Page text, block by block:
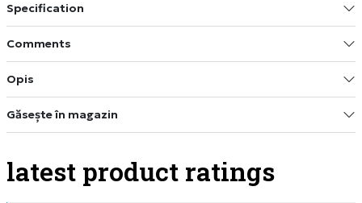
Specification
Comments
Opis
Găsește în magazin
latest product ratings